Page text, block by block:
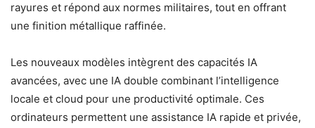
rayures et répond aux normes militaires, tout en offrant
une finition métallique raffinée.
Les nouveaux modèles intègrent des capacités IA
avancées, avec une IA double combinant l’intelligence
locale et cloud pour une productivité optimale. Ces
ordinateurs permettent une assistance IA rapide et privée,